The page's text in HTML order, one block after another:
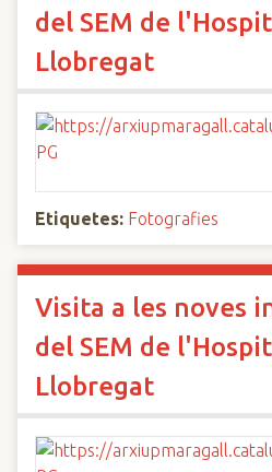
del SEM de
Llobregat
Etiquetes: Fotografies
Visita a les noves
del SEM de
Llobregat